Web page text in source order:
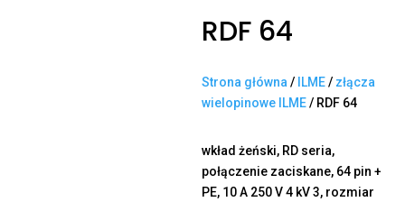
RDF 64
Strona główna / ILME/ złącza
wielopinowe ILME/ RDF 64
wkład żeński, RD seria,
połączenie zaciskane, 64 pin +
PE, 10 A 250 V 4 kV 3, rozmiar